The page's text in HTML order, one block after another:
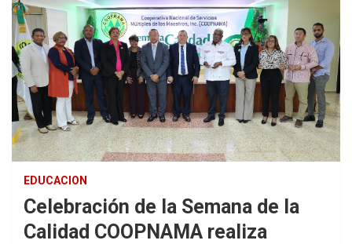
EDUCACION
Celebración de la Semana de la
Calidad COOPNAMA realiza